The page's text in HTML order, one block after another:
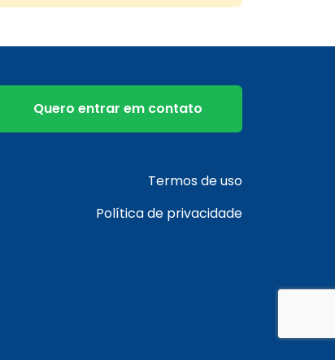
Quero entrar em contato
Termos de uso
Política de privacidade